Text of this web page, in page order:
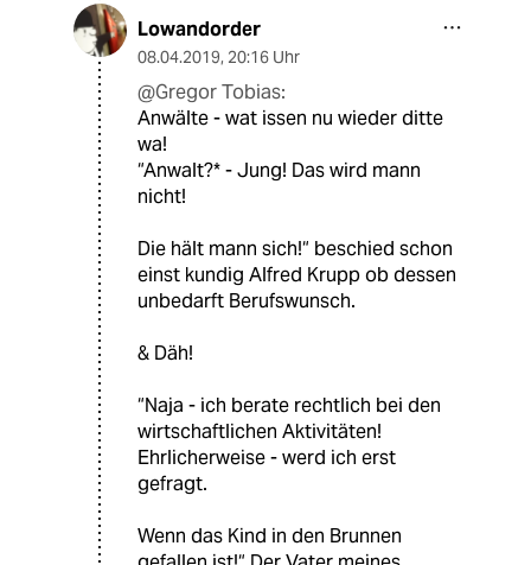
Lowandorder
08.04.2019, 20:16 Uhr
@Gregor Tobias:
Anwälte - wat issen nu wieder ditte
wa!
“Anwalt?* - Jung! Das wird mann
nicht!
Die hält mann sich!“ beschied schon
einst kundig Alfred Krupp ob dessen
unbedarft Berufswunsch.
& Däh!
“Naja - ich berate rechtlich bei den
wirtschaftlichen Aktivitäten!
Ehrlicherweise - werd ich erst
gefragt.
Wenn das Kind in den Brunnen